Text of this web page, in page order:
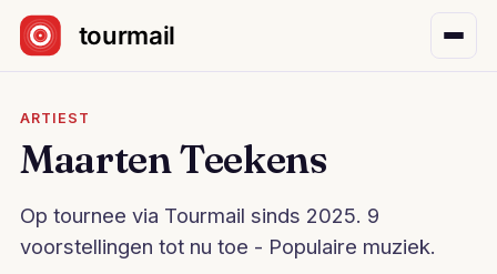
Sla navigatie over
ARTIEST
Maarten Teekens
Op tournee via Tourmail sinds 2025. 9
voorstellingen tot nu toe - Populaire muziek.